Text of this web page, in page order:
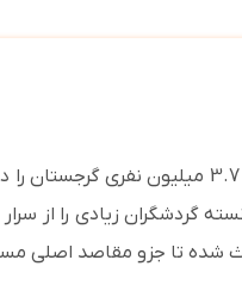
تفلیس ، پایتخت گرجستان، شهری است
گردشگران زیادی را از
تا جزو مقاصد اصلی